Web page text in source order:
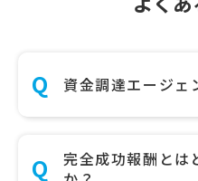
資金調達エージェ
完全成功報酬とは